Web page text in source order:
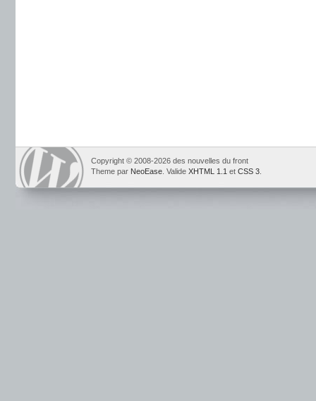
Copyright © 2008-2026 des nouvelles du front
Theme par NeoEase . Valide XHTML 1.1 et CSS 3